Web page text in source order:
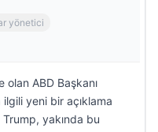
yönetici
olan ABD Başkanı
ilgili yeni bir açıklama
yakında bu